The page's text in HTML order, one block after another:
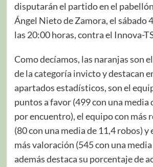
disputarán el partido en el
Ángel Nieto de Zamora, el sábado
las 20:00 horas, contra el Innova-
Como decíamos, las naranjas son
de la categoría invicto y destacan
apartados estadísticos, son el
puntos a favor (499 con una media
por encuentro), el equipo con más
(80 con una media de 11,4 robos) y
más valoración (545 con una media
además destaca su porcentaje de